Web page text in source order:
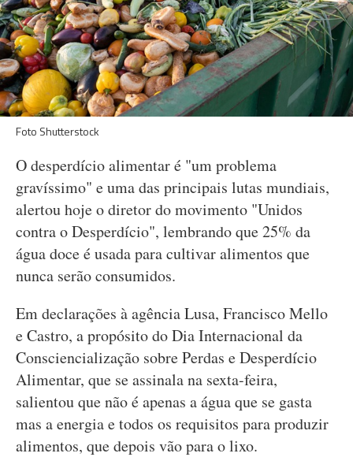
Foto Shutterstock
O desperdício alimentar é "um problema
gravíssimo" e uma das principais lutas mundiais,
alertou hoje o diretor do movimento "Unidos
contra o Desperdício", lembrando que 25% da
água doce é usada para cultivar alimentos que
nunca serão consumidos.
Em declarações à agência Lusa, Francisco Mello
e Castro, a propósito do Dia Internacional da
Consciencialização sobre Perdas e Desperdício
Alimentar, que se assinala na sexta-feira,
salientou que não é apenas a água que se gasta
mas a energia e todos os requisitos para produzir
alimentos, que depois vão para o lixo.